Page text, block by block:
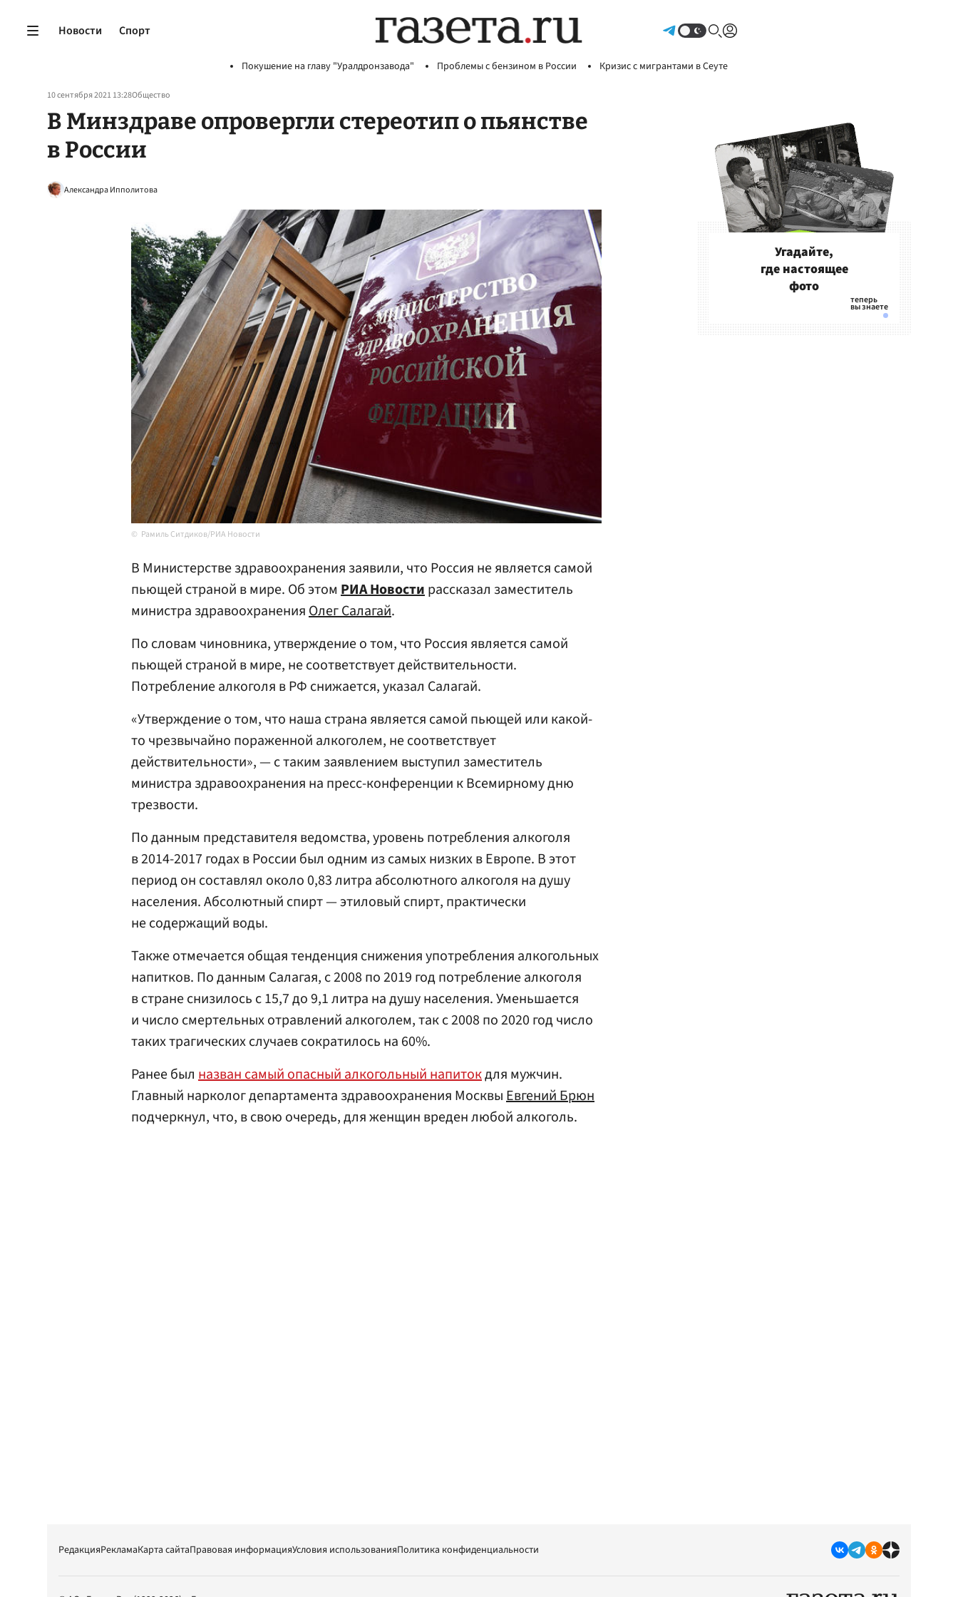
Новости Спорт
Покушение на главу "Уралдронзавода" Проблемы с бензином в России Кризис с мигрантами в Сеуте
10 сентября 2021 13:28Общество
В Минздраве опровергли стереотип о пьянстве
в России
Александра Ипполитова
Рамиль Ситдиков/РИА Новости
В Министерстве здравоохранения заявили, что Россия не является самой
пьющей страной в мире. Об этом РИА Новостирассказал заместитель
министра здравоохраненияОлег Салагай.
По словам чиновника, утверждение о том, что Россия является самой
пьющей страной в мире, не соответствует действительности.
Потребление алкоголя в РФ снижается, указал Салагай.
«Утверждение о том, что наша страна является самой пьющей или какой-
то чрезвычайно пораженной алкоголем, не соответствует
действительности», — с таким заявлением выступил заместитель
министра здравоохранения на пресс-конференции к Всемирному дню
трезвости.
По данным представителя ведомства, уровень потребления алкоголя
в 2014-2017 годах в России был одним из самых низких в Европе. В этот
период он составлял около 0,83 литра абсолютного алкоголя на душу
населения. Абсолютный спирт — этиловый спирт, практически
не содержащий воды.
Также отмечается общая тенденция снижения употребления алкогольных
напитков. По данным Салагая, с 2008 по 2019 год потребление алкоголя
в стране снизилось с 15,7 до 9,1 литра на душу населения. Уменьшается
и число смертельных отравлений алкоголем, так с 2008 по 2020 год число
таких трагических случаев сократилось на 60%.
Ранее был назван самый опасный алкогольный напитокдля мужчин.
Главный нарколог департамента здравоохранения МосквыЕвгений Брюн
подчеркнул, что, в свою очередь, для женщин вреден любой алкоголь.
Угадайте,
где настоящее
фото
РедакцияРекламаКарта сайтаПравовая информацияУсловия использованияПолитика конфиденциальности